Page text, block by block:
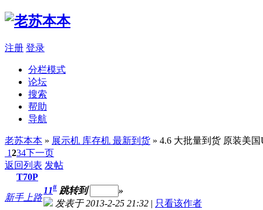
注册 登录
分栏模式
论坛
搜索
帮助
导航
老苏本本 » 展示机 库存机 最新到货 » 4.6 大批量到货 原装美
1234下一页
返回列表 发帖
T70P
新手上路
11# 跳转到
»
发表于 2013-2-25 21:32 | 只看该作者